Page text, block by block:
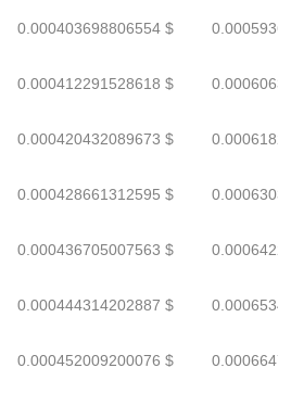
0.000403698806554 $
0.000412291528618 $
0.000420432089673 $
0.000428661312595 $
0.000436705007563 $
0.000444314202887 $
0.000452009200076 $